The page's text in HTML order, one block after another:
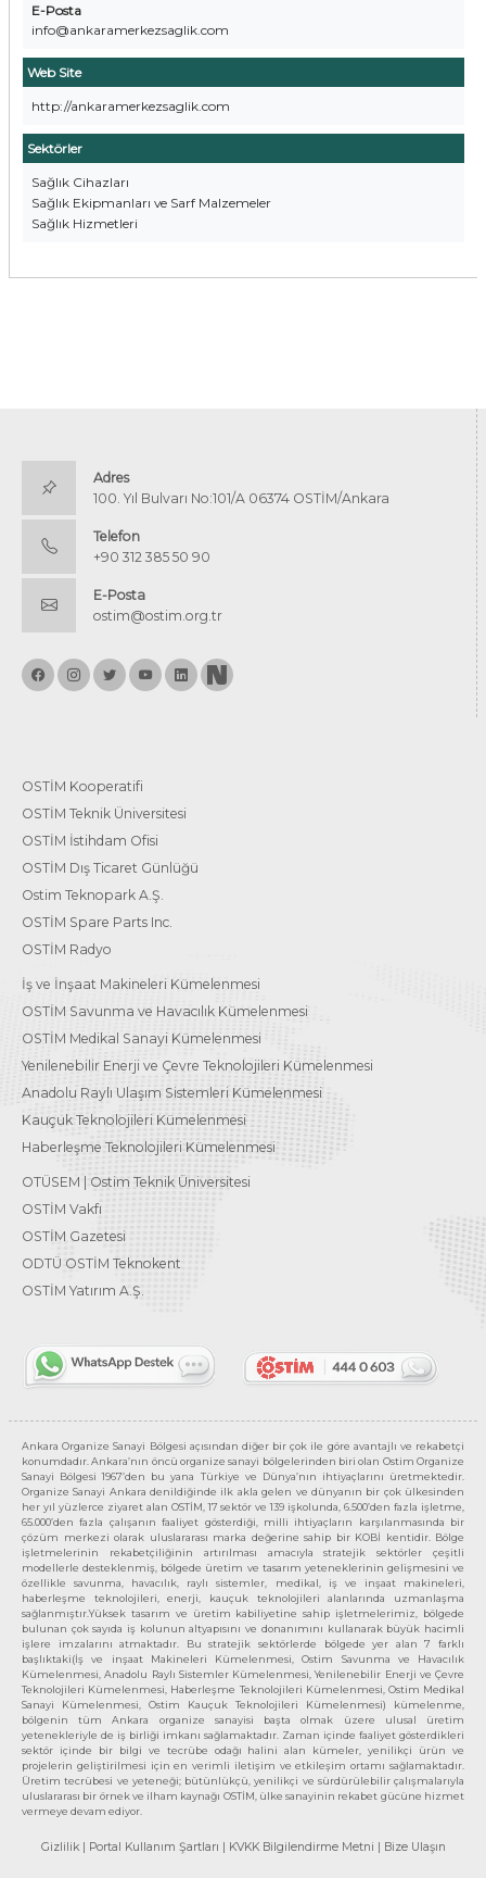
E-Posta
info@ankaramerkezsaglik.com
Web Site
http://ankaramerkezsaglik.com
Sektörler
Sağlık Cihazları
Sağlık Ekipmanları ve Sarf Malzemeler
Sağlık Hizmetleri
Adres
100. Yıl Bulvarı No:101/A 06374 OSTİM/Ankara
Telefon
+90 312 385 50 90
E-Posta
ostim@ostim.org.tr
OSTİM Kooperatifi
OSTİM Teknik Üniversitesi
OSTİM İstihdam Ofisi
OSTİM Dış Ticaret Günlüğü
Ostim Teknopark A.Ş.
OSTİM Spare Parts Inc.
OSTİM Radyo
İş ve İnşaat Makineleri Kümelenmesi
OSTİM Savunma ve Havacılık Kümelenmesi
OSTİM Medikal Sanayi Kümelenmesi
Yenilenebilir Enerji ve Çevre Teknolojileri Kümelenmesi
Anadolu Raylı Ulaşım Sistemleri Kümelenmesi
Kauçuk Teknolojileri Kümelenmesi
Haberleşme Teknolojileri Kümelenmesi
OTÜSEM | Ostim Teknik Üniversitesi
OSTİM Vakfı
OSTİM Gazetesi
ODTÜ OSTİM Teknokent
OSTİM Yatırım A.Ş.
Ankara Organize Sanayi Bölgesi açısından diğer bir çok ile göre avantajlı ve rekabetçi
konumdadır. Ankara’nın öncü organize sanayi bölgelerinden biri olan Ostim Organize
Sanayi Bölgesi 1967’den bu yana Türkiye ve Dünya’nın ihtiyaçlarını üretmektedir.
Organize Sanayi Ankara denildiğinde ilk akla gelen ve dünyanın bir çok ülkesinden
her yıl yüzlerce ziyaret alan OSTİM, 17 sektör ve 139 işkolunda, 6.500’den fazla işletme,
65.000’den fazla çalışanın faaliyet gösterdiği, milli ihtiyaçların karşılanmasında bir
çözüm merkezi olarak uluslararası marka değerine sahip bir KOBİ kentidir. Bölge
işletmelerinin rekabetçiliğinin artırılması amacıyla stratejik sektörler çeşitli
modellerle desteklenmiş, bölgede üretim ve tasarım yeteneklerinin gelişmesini ve
özellikle savunma, havacılık, raylı sistemler, medikal, iş ve inşaat makineleri,
haberleşme teknolojileri, enerji, kauçuk teknolojileri alanlarında uzmanlaşma
sağlanmıştır.Yüksek tasarım ve üretim kabiliyetine sahip işletmelerimiz, bölgede
bulunan çok sayıda iş kolunun altyapısını ve donanımını kullanarak büyük hacimli
işlere imzalarını atmaktadır. Bu stratejik sektörlerde bölgede yer alan 7 farklı
başlıktaki(İş ve inşaat Makineleri Kümelenmesi, Ostim Savunma ve Havacılık
Kümelenmesi, Anadolu Raylı Sistemler Kümelenmesi, Yenilenebilir Enerji ve Çevre
Teknolojileri Kümelenmesi, Haberleşme Teknolojileri Kümelenmesi, Ostim Medikal
Sanayi Kümelenmesi, Ostim Kauçuk Teknolojileri Kümelenmesi) kümelenme,
bölgenin tüm Ankara organize sanayisi başta olmak üzere ulusal üretim
yetenekleriyle de iş birliği imkanı sağlamaktadır. Zaman içinde faaliyet gösterdikleri
sektör içinde bir bilgi ve tecrübe odağı halini alan kümeler, yenilikçi ürün ve
projelerin geliştirilmesi için en verimli iletişim ve etkileşim ortamı sağlamaktadır.
Üretim tecrübesi ve yeteneği; bütünlükçü, yenilikçi ve sürdürülebilir çalışmalarıyla
uluslararası bir örnek ve ilham kaynağı OSTİM, ülke sanayinin rekabet gücüne hizmet
vermeye devam ediyor.
Gizlilik | Portal Kullanım Şartları | KVKK Bilgilendirme Metni | Bize Ulaşın